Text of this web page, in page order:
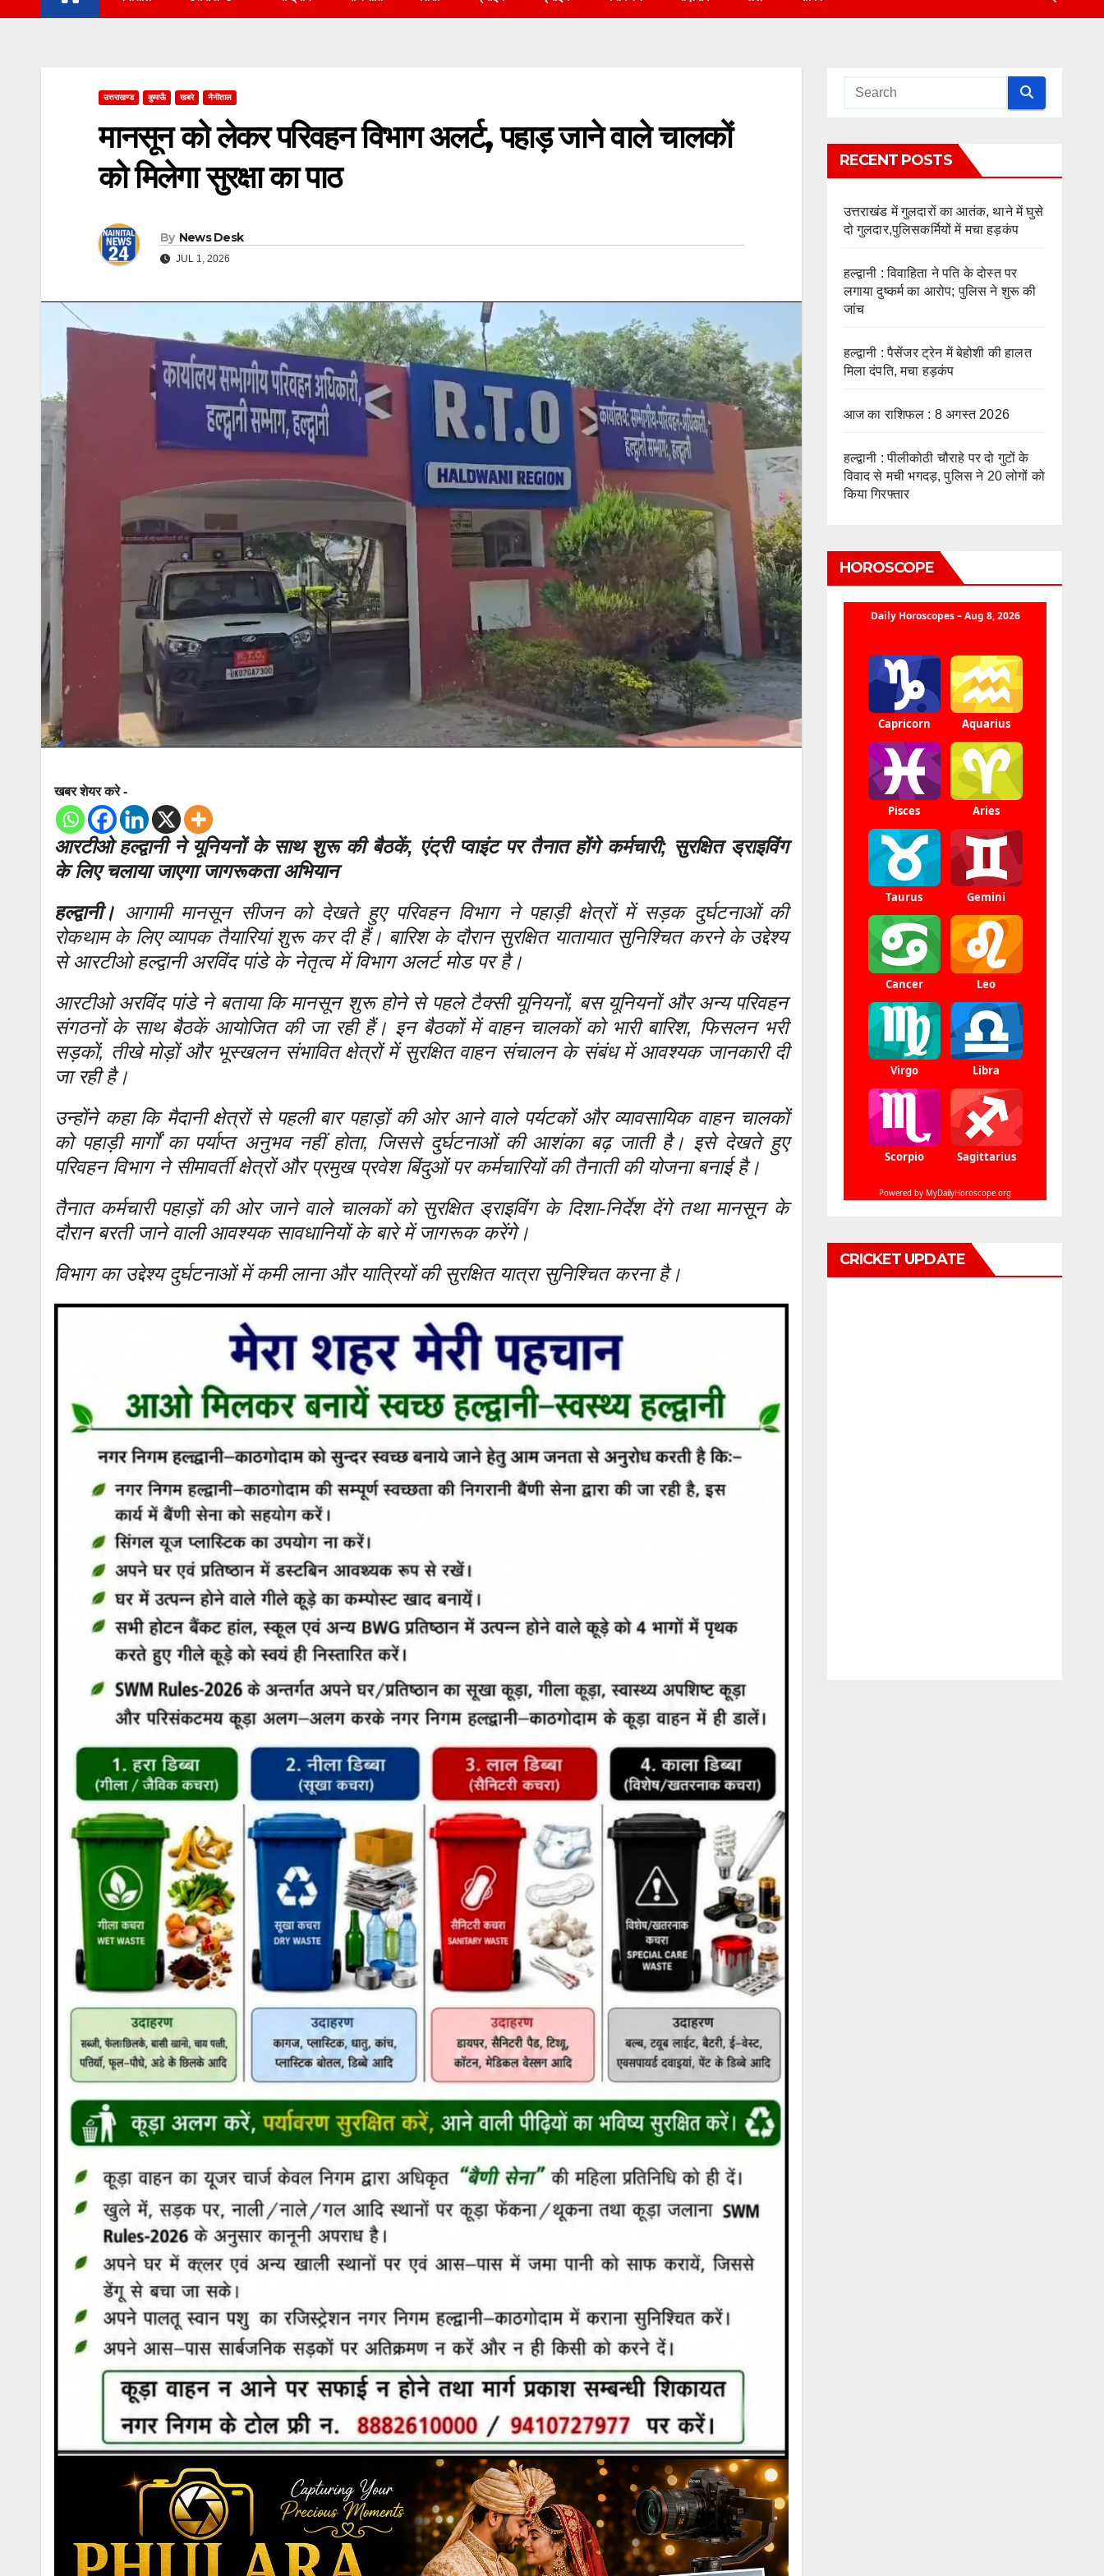
उत्तराखण्ड कुमाऊँ खबरे नैनीताल
मानसून को लेकर परिवहन विभाग अलर्ट, पहाड़ जाने वाले चालकों
को मिलेगा सुरक्षा का पाठ
By News Desk
JUL 1, 2026
खबर शेयर करे -
आरटीओ हल्द्वानी ने यूनियनों के साथ शुरू की बैठकें, एंट्री प्वाइंट पर तैनात होंगे कर्मचारी; सुरक्षित ड्राइविंग
के लिए चलाया जाएगा जागरूकता अभियान
हल्द्वानी। आगामी मानसून सीजन को देखते हुए परिवहन विभाग ने पहाड़ी क्षेत्रों में सड़क दुर्घटनाओं की
रोकथाम के लिए व्यापक तैयारियां शुरू कर दी हैं। बारिश के दौरान सुरक्षित यातायात सुनिश्चित करने के उद्देश्य
से आरटीओ हल्द्वानी अरविंद पांडे के नेतृत्व में विभाग अलर्ट मोड पर है।
आरटीओ अरविंद पांडे ने बताया कि मानसून शुरू होने से पहले टैक्सी यूनियनों, बस यूनियनों और अन्य परिवहन
संगठनों के साथ बैठकें आयोजित की जा रही हैं। इन बैठकों में वाहन चालकों को भारी बारिश, फिसलन भरी
सड़कों, तीखे मोड़ों और भूस्खलन संभावित क्षेत्रों में सुरक्षित वाहन संचालन के संबंध में आवश्यक जानकारी दी
जा रही है।
उन्होंने कहा कि मैदानी क्षेत्रों से पहली बार पहाड़ों की ओर आने वाले पर्यटकों और व्यावसायिक वाहन चालकों
को पहाड़ी मार्गों का पर्याप्त अनुभव नहीं होता, जिससे दुर्घटनाओं की आशंका बढ़ जाती है। इसे देखते हुए
परिवहन विभाग ने सीमावर्ती क्षेत्रों और प्रमुख प्रवेश बिंदुओं पर कर्मचारियों की तैनाती की योजना बनाई है।
तैनात कर्मचारी पहाड़ों की ओर जाने वाले चालकों को सुरक्षित ड्राइविंग के दिशा-निर्देश देंगे तथा मानसून के
दौरान बरती जाने वाली आवश्यक सावधानियों के बारे में जागरूक करेंगे।
विभाग का उद्देश्य दुर्घटनाओं में कमी लाना और यात्रियों की सुरक्षित यात्रा सुनिश्चित करना है।
RECENT POSTS
उत्तराखंड में गुलदारों का आतंक, थाने में घुसे
दो गुलदार,पुलिसकर्मियों में मचा हड़कंप
हल्द्वानी : विवाहिता ने पति के दोस्त पर
लगाया दुष्कर्म का आरोप; पुलिस ने शुरू की
जांच
हल्द्वानी : पैसेंजर ट्रेन में बेहोशी की हालत
मिला दंपति, मचा हड़कंप
आज का राशिफल : 8 अगस्त 2026
हल्द्वानी : पीलीकोठी चौराहे पर दो गुटों के
विवाद से मची भगदड़, पुलिस ने 20 लोगों को
किया गिरफ्तार
HOROSCOPE
CRICKET UPDATE